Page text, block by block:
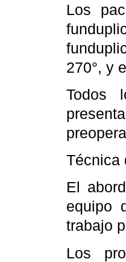
Los
270°, y
Todos
Técnica
El
equipo
trabajo
Los